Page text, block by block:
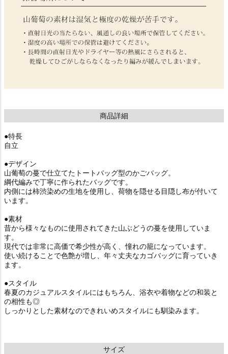
商品詳細
●特長
自立
●デザイン
山葡萄の蔓で仕立てたトートバッグ型のかごバッグ。
綱代編みで丁寧に作られたバッグです。
内側には柿渋染めの生地を使用し、荷物を隠せる目隠し布が付いて
います。
●素材
昔から様々なものに使用されてきた山ぶどうの蔓を使用していま
す。
現代では非常に高価で希少性が高く、憧れの籠になっています。
使い続けることで色艶が増し、年々丈夫なカゴバッグに育っていき
ます。
●スタイル
春夏のカジュアルスタイルにはもちろん、浴衣や着物などの和装と
の相性も◎
しっかりとした素材なのできれいめスタイルにも馴染みます。
サイズ